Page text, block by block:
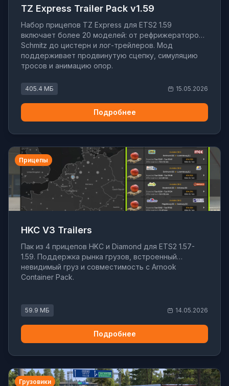
TZ Express Trailer Pack v1.59
Набор прицепов TZ Express для ETS2 1.59
включает более 20 моделей: от рефрижераторов
Schmitz до цистерн и лог-трейлеров. Мод
поддерживает продвинутую сцепку, симуляцию
тросов и анимацию опор.
405.4 МБ 15.05.2026
Подробнее
Прицепы
HKC V3 Trailers
Пак из 4 прицепов HKC и Diamond для ETS2 1.57-
1.59. Поддержка рынка грузов, встроенный
невидимый груз и совместимость с Arnook
Container Pack.
59.9 МБ 14.05.2026
Подробнее
Грузовики